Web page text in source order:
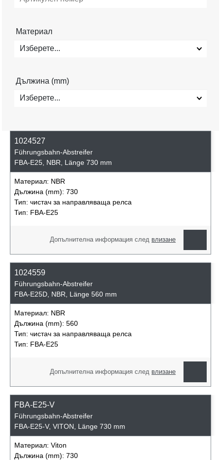
Материал
Изберете...
Дължина (mm)
Изберете...
1024527
Führungsbahn-Abstreifer
FBA-E25, NBR, Länge 730 mm
Материал: NBR
Дължина (mm): 730
Тип: чистач за направляваща релса
Тип: FBA-E25
Допълнителна информация след влизане
1024559
Führungsbahn-Abstreifer
FBA-E25D, NBR, Länge 560 mm
Материал: NBR
Дължина (mm): 560
Тип: чистач за направляваща релса
Тип: FBA-E25
Допълнителна информация след влизане
FBA-E25-V
Führungsbahn-Abstreifer
FBA-E25-V, VITON, Länge 730 mm
Материал: Viton
Дължина (mm): 730